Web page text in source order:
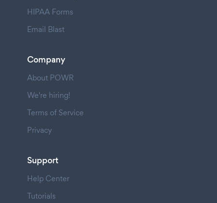
HIPAA Forms
Email Blast
Company
About POWR
We're hiring!
Terms of Service
Privacy
Support
Help Center
Tutorials